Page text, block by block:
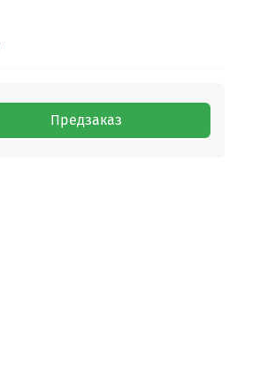
Предзаказ